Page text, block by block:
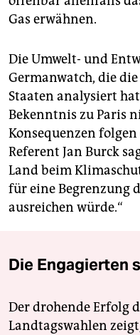
Gas erwähnen.
Die Umwelt- und
Germanwatch, die
Staaten analysiert
Bekenntnis zu Paris
Konsequenzen
Referent Jan Burck
Land beim
für eine Begrenzung
ausreichen würde.“
Die Engagierten
Der drohende Erfolg
Landtagswahlen